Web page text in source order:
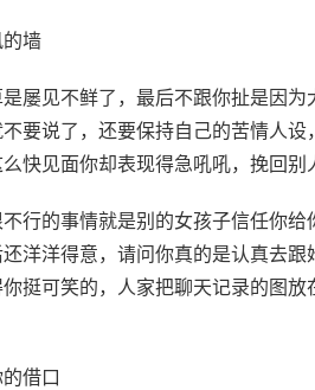
墙
屡见不鲜了，最后不跟你扯是因
要说了，还要保持自己的苦情人
快见面你却表现得急吼吼，挽回别
行的事情就是别的女孩子信任你
洋洋得意，请问你真的是认真去
挺可笑的，人家把聊天记录的图
借口